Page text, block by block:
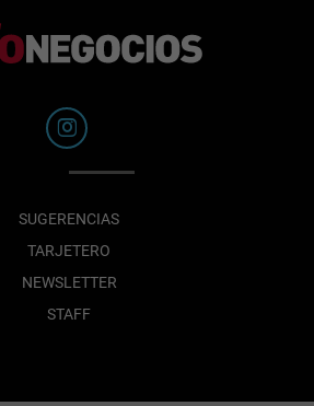
SUGERENCIAS
TARJETERO
NEWSLETTER
STAFF